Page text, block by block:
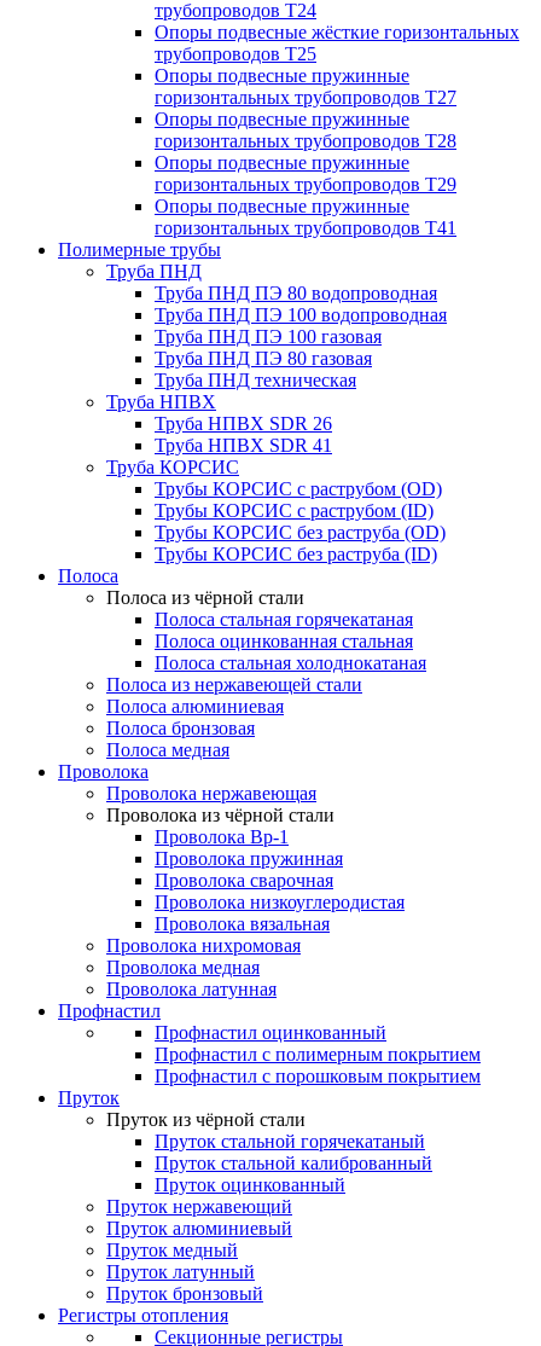
трубопроводов Т24
Опоры подвесные жёсткие горизонтальных
трубопроводов Т25
Опоры подвесные пружинные
горизонтальных трубопроводов Т27
Опоры подвесные пружинные
горизонтальных трубопроводов Т28
Опоры подвесные пружинные
горизонтальных трубопроводов Т29
Опоры подвесные пружинные
горизонтальных трубопроводов Т41
Полимерные трубы
Труба ПНД
Труба ПНД ПЭ 80 водопроводная
Труба ПНД ПЭ 100 водопроводная
Труба ПНД ПЭ 100 газовая
Труба ПНД ПЭ 80 газовая
Труба ПНД техническая
Труба НПВХ
Труба НПВХ SDR 26
Труба НПВХ SDR 41
Труба КОРСИС
Трубы КОРСИС с раструбом (OD)
Трубы КОРСИС с раструбом (ID)
Трубы КОРСИС без раструба (OD)
Трубы КОРСИС без раструба (ID)
Полоса
Полоса из чёрной стали
Полоса стальная горячекатаная
Полоса оцинкованная стальная
Полоса стальная холоднокатаная
Полоса из нержавеющей стали
Полоса алюминиевая
Полоса бронзовая
Полоса медная
Проволока
Проволока нержавеющая
Проволока из чёрной стали
Проволока Вр-1
Проволока пружинная
Проволока сварочная
Проволока низкоуглеродистая
Проволока вязальная
Проволока нихромовая
Проволока медная
Проволока латунная
Профнастил
Профнастил оцинкованный
Профнастил с полимерным покрытием
Профнастил с порошковым покрытием
Пруток
Пруток из чёрной стали
Пруток стальной горячекатаный
Пруток стальной калиброванный
Пруток оцинкованный
Пруток нержавеющий
Пруток алюминиевый
Пруток медный
Пруток латунный
Пруток бронзовый
Регистры отопления
Секционные регистры